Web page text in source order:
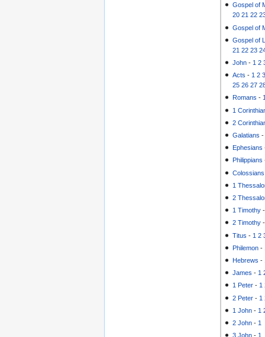
Gospel of
20 21 22
Gospel of
Gospel of
21 22 23
John - 1 2
Acts - 1 2
25 26 27
Romans -
1
2
Galatians
Ephesians
Philippians
Colossians
1
2
1 Timothy
2 Timothy
Titus - 1 2
Philemon -
Hebrews -
James - 1
1 Peter -1
2 Peter - 1
1 John - 1
2 John - 1
3 John - 1